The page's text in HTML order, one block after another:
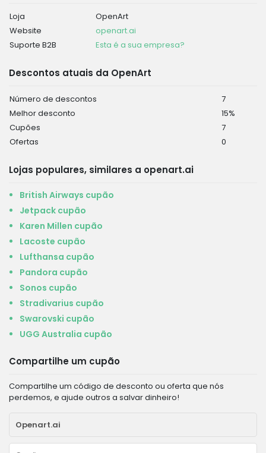
Loja
OpenArt
Website
openart.ai
Suporte B2B
Esta é a sua empresa?
Descontos atuais da OpenArt
Número de descontos
7
Melhor desconto
15%
Cupões
7
Ofertas
0
Lojas populares, similares a openart.ai
British Airways cupão
Jetpack cupão
Karen Millen cupão
Lacoste cupão
Lufthansa cupão
Pandora cupão
Sonos cupão
Stradivarius cupão
Swarovski cupão
UGG Australia cupão
Compartilhe um cupão
Compartilhe um código de desconto ou oferta que nós
perdemos, e ajude outros a salvar dinheiro!